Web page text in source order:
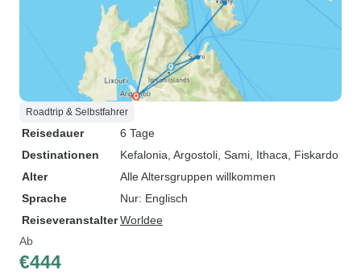
Roadtrip & Selbstfahrer
Reisedauer
6 Tage
Destinationen
Kefalonia , Argostoli , Sami , Ithaca , Fiskardo
Alter
Alle Altersgruppen willkommen
Sprache
Nur: Englisch
ReiseveranstalterWorldee
Ab
€444